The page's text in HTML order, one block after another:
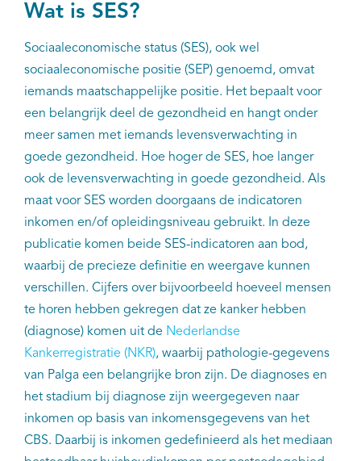
Wat is SES?
Sociaaleconomische status (SES), ook wel
sociaaleconomische positie (SEP) genoemd, omvat
iemands maatschappelijke positie. Het bepaalt voor
een belangrijk deel de gezondheid en hangt onder
meer samen met iemands levensverwachting in
goede gezondheid. Hoe hoger de SES, hoe langer
ook de levensverwachting in goede gezondheid. Als
maat voor SES worden doorgaans de indicatoren
inkomen en/of opleidingsniveau gebruikt. In deze
publicatie komen beide SES-indicatoren aan bod,
waarbij de precieze definitie en weergave kunnen
verschillen. Cijfers over bijvoorbeeld hoeveel mensen
te horen hebben gekregen dat ze kanker hebben
(diagnose) komen uit de Nederlandse
Kankerregistratie (NKR), waarbij pathologie-gegevens
van Palga een belangrijke bron zijn. De diagnoses en
het stadium bij diagnose zijn weergegeven naar
inkomen op basis van inkomensgegevens van het
CBS. Daarbij is inkomen gedefinieerd als het mediaan